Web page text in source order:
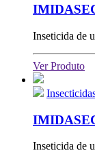
Inseticida de
Ver Produto
Inseticida de